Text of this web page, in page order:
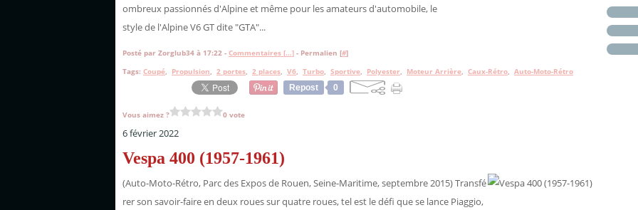
ombreux passionnés d'Alpine et même pour les amateurs d'automobile, le
style de l'Alpine V6 GT dite "GTA"...
Posté par Zorglub34 à 17:22 - Commentaires […] - Permalien [#]
Tags: Coupé, Propulsion, 2 portes, 2 places, V6, Turbo, Sportive, Polyester, Moteur Arrière, Caux-Rétro, Auto-Moto-Rétro
Repost
0
Vous aimez ? 0 vote
6 février 2022
Vespa 400 (1957-1961)
(Auto-Moto-Rétro, Parc des Expos de Rouen, Seine-Maritime, septembre 2015) Transfé
rer son savoir-faire en deux roues sur quatre roues, tel est le défi que se lance Piaggio,